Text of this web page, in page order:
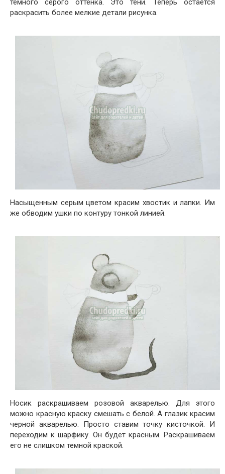
темного серого оттенка. Это тени. Теперь остается
раскрасить более мелкие детали рисунка.
Насыщенным серым цветом красим хвостик и лапки. Им
же обводим ушки по контуру тонкой линией.
Носик раскрашиваем розовой акварелью. Для этого
можно красную краску смешать с белой. А глазик красим
черной акварелью. Просто ставим точку кисточкой. И
переходим к шарфику. Он будет красным. Раскрашиваем
его не слишком темной краской.